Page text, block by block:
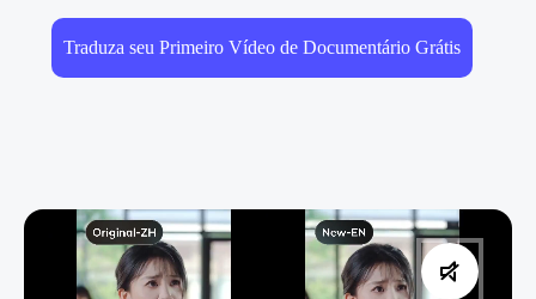
Traduza seu Primeiro Vídeo de Documentário Grátis